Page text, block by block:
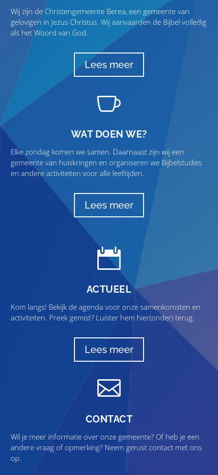
Wij zijn de Christengemeente Berea, een gemeente van
gelovigen in Jezus Christus. Wij aanvaarden de Bijbel volledig
als het Woord van God.
Lees meer

WAT DOEN WE?
Elke zondag komen we samen. Daarnaast zijn wij een
gemeente van huiskringen en organiseren we Bijbelstudies
en andere activiteiten voor alle leeftijden.
Lees meer

ACTUEEL
Kom langs! Bekijk de agenda voor onze samenkomsten en
activiteiten. Preek gemist? Luister hem hier(onder) terug.
Lees meer

CONTACT
Wil je meer informatie over onze gemeente? Of heb je een
andere vraag of opmerking? Neem gerust contact met ons
op.